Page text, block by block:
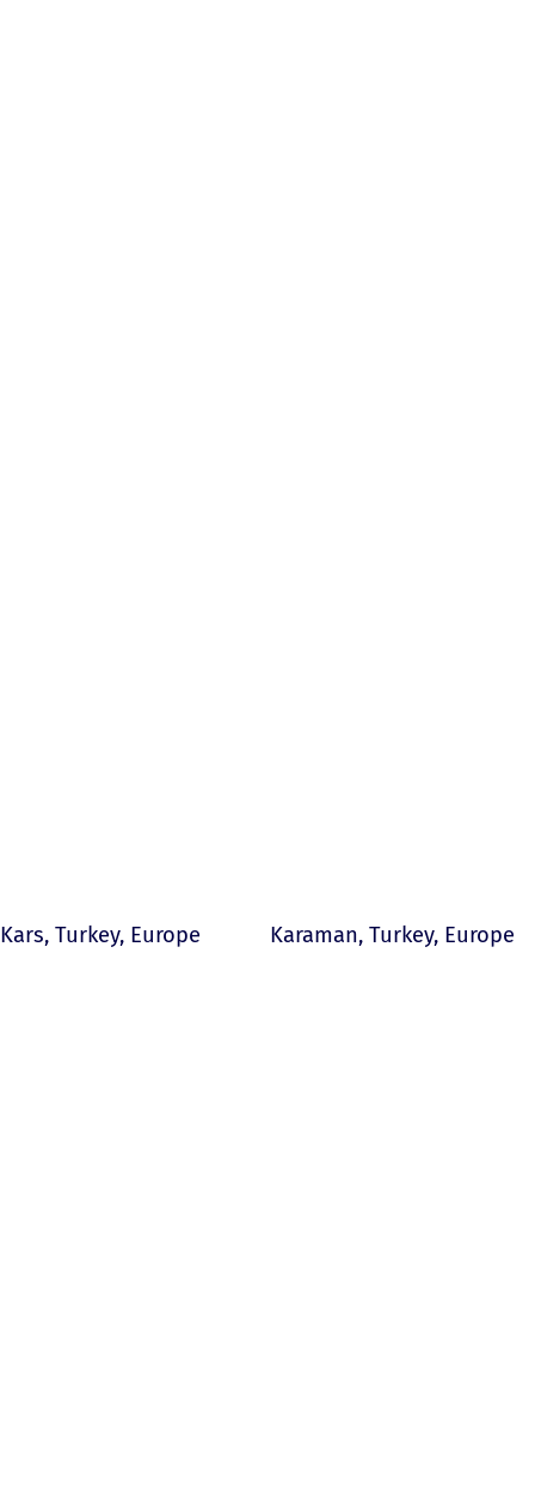
Kars, Turkey, Europe Karaman, Turkey, Europe